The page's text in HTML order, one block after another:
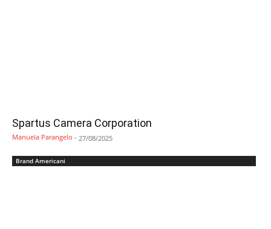
Spartus Camera Corporation
Manuela Parangelo - 27/08/2025
Brand Americani